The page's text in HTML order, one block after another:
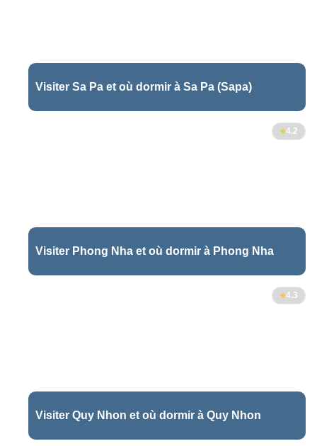
Visiter Sa Pa et où dormir à Sa Pa (Sapa)
4.2
Visiter Phong Nha et où dormir à Phong Nha
4.3
Visiter Quy Nhon et où dormir à Quy Nhon